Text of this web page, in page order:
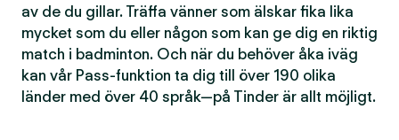
av de du gillar. Träffa vänner som älskar fika lika
mycket som du eller någon som kan ge dig en riktig
match i badminton. Och när du behöver åka iväg
kan vår Pass-funktion ta dig till över 190 olika
länder med över 40 språk—på Tinder är allt möjligt.